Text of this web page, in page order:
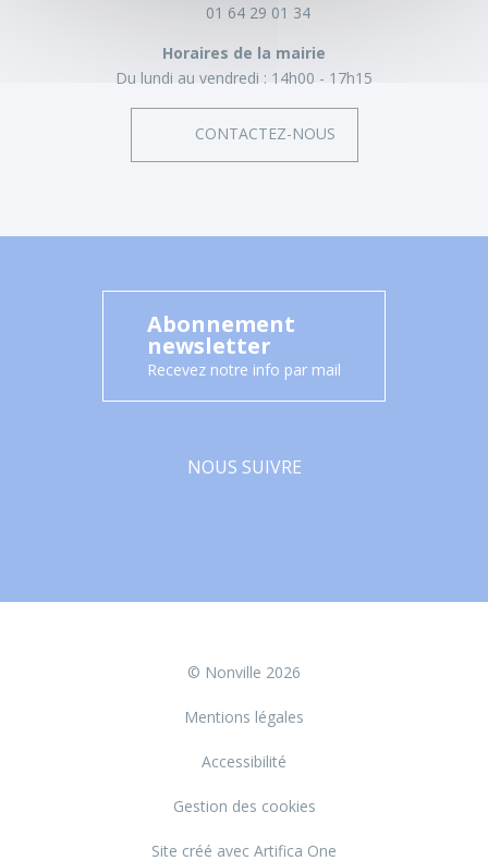
01 64 29 01 34
Horaires de la mairie
Du lundi au vendredi : 14h00 - 17h15
CONTACTEZ-NOUS
Abonnement
newsletter
Recevez notre info par mail
NOUS SUIVRE
© Nonville 2026
Mentions légales
Accessibilité
Gestion des cookies
Site créé avec Artifica One